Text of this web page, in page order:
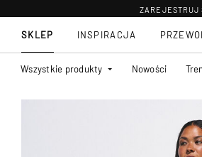
ZAREJESTRUJ
SKLEP
Wszystkie produkty Nowości
INSPIRACJA